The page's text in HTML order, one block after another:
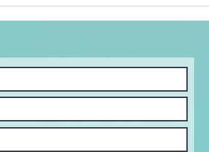
DE LA FORTUNA